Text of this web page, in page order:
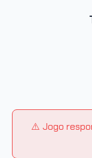
⚠️ Jogo